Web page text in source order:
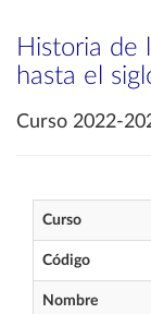
Historia de
hasta el
Curso 2022-
Curso
Código
Nombre